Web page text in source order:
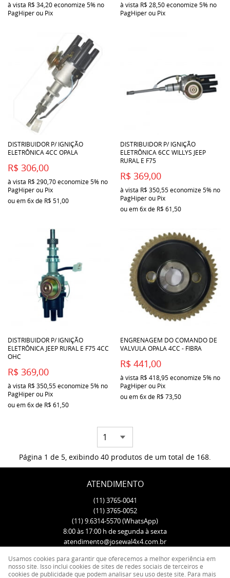
à vista R$ 34,20economize5% no
PagHiper ou Pix
à vista R$ 28,50economize5% no
PagHiper ou Pix
DISTRIBUIDOR P/ IGNIÇÃO
ELETRÔNICA 4CC OPALA
R$ 306,00
à vista R$ 290,70economize5% no
PagHiper ou Pix
ou em6xde R$ 51,00
DISTRIBUIDOR P/ IGNIÇÃO
ELETRÔNICA 6CC WILLYS JEEP
RURAL E F75
R$ 369,00
à vista R$ 350,55economize5% no
PagHiper ou Pix
ou em6xde R$ 61,50
DISTRIBUIDOR P/ IGNIÇÃO
ELETRÔNICA JEEP RURAL E F75 4CC
OHC
R$ 369,00
à vista R$ 350,55economize5% no
PagHiper ou Pix
ou em6xde R$ 61,50
ENGRENAGEM DO COMANDO DE
VALVULA OPALA 4CC - FIBRA
R$ 441,00
à vista R$ 418,95economize5% no
PagHiper ou Pix
ou em6xde R$ 73,50
Página 1 de 5, exibindo 40 produtos de um total de 168.
ATENDIMENTO
(11)3765-0041
(11)3765-0052
(11)9.6314-5570(WhatsApp)
8:00 às 17:00 h de segunda à sexta
atendimento@josewal4x4.com.br
ENDEREÇO
Usamos cookies para garantir que oferecemos a melhor experiência em
nosso site. Isso inclui cookies de sites de redes sociais de terceiros e
cookies de publicidade que podem analisar seu uso deste site. Para mais